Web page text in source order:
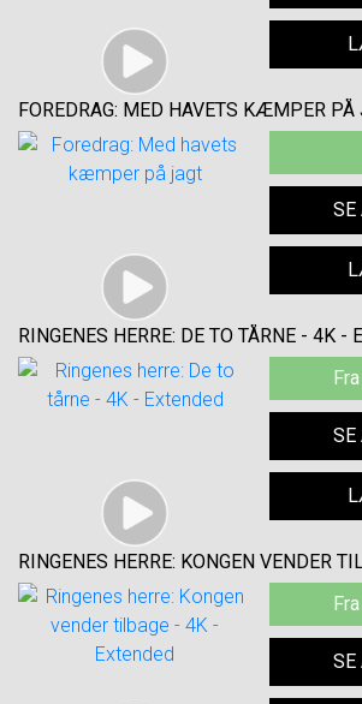
FOREDRAG: MED HAVETS KÆMPER PÅ
SE
RINGENES HERRE: DE TO TÅRNE - 4K -
SE
SE